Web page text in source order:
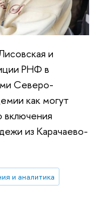
и
РНФ в
Северо-
как могут
включения
из Карачаево-
и аналитика